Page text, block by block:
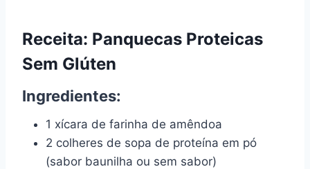
Receita: Panquecas Proteicas
Sem Glúten
Ingredientes:
1 xícara de farinha de amêndoa
2 colheres de sopa de proteína em pó
(sabor baunilha ou sem sabor)